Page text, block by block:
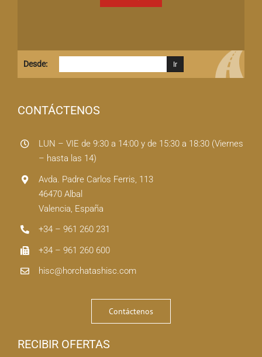
Desde:
CONTÁCTENOS
LUN – VIE de 9:30 a 14:00 y de 15:30 a 18:30 (Viernes
– hasta las 14)
Avda. Padre Carlos Ferris, 113
46470 Albal
Valencia, España
+34 – 961 260 231
+34 – 961 260 600
hisc@horchatashisc.com
Contáctenos
RECIBIR OFERTAS